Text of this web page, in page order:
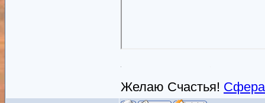
Желаю Счастья! Сфера